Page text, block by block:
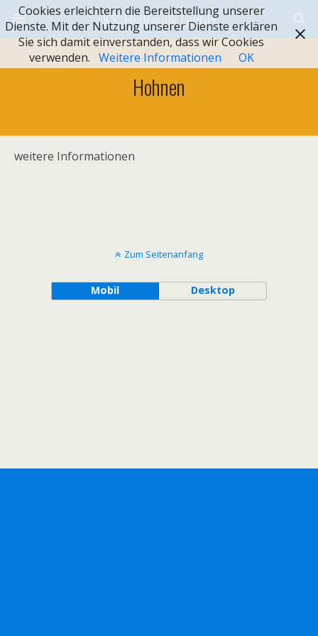
KS-Hydraulik GmbH
Hohnen
weitere Informationen
Zum Seitenanfang
Mobil Desktop
Cookies erleichtern die Bereitstellung unserer
Dienste. Mit der Nutzung unserer Dienste erklären
Sie sich damit einverstanden, dass wir Cookies
verwenden. Weitere Informationen OK